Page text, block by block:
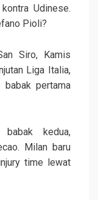
Udinese.
Pioli?
Siro, Kamis
Liga Italia,
babak pertama
kedua,
Milan baru
time lewat